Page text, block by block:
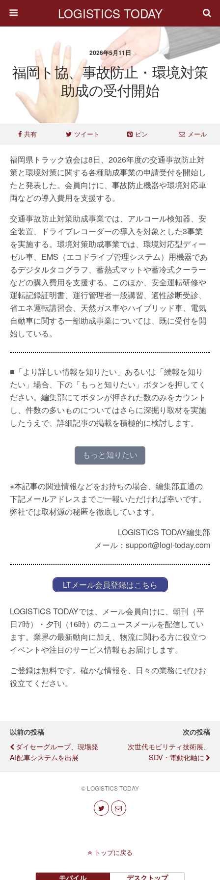
LOGISTICS TODAY
2026年5月11日
福岡ト協、事故防止・環境対策
助成の受付開始
共有 ツイート ピン メール
福岡県トラック協会は8日、2026年度の交通事故防止対
策と環境対策に関する各種助成事業の申請受付を開始し
たと発表した。会員向けに、事故防止機器や環境対応車
両などの導入費用を支援する。
交通事故防止対策助成事業では、アルコール検知器、安
全装置、ドライブレコーダーの導入を対象とした3事業
を実施する。環境対策助成事業では、環境対応型ディー
ゼル車、EMS（エコドライブ管理システム）用機器であ
るデジタルタコグラフ、蓄熱式マットや蓄冷式クーラー
などの購入費用を支援する。このほか、安全運転研修や
運転記録証明書、運行管理者一般講習、適性診断受診、
省エネ運転講習会、天然ガス車やハイブリッド車、電気
自動車に関する一部助成事業については、既に受付を開
始している。
■「より詳しい情報を知りたい」あるいは「続報を知り
たい」場合、下の「もっと知りたい」ボタンを押してく
ださい。編集部にてボタンが押された数のみをカウント
し、件数の多いものについてはさらに深掘り取材を実施
したうえで、詳細記事の掲載を積極的に検討します。
もっと知りたい
※本記事の関連情報などをお持ちの場合、編集部直通の
下記メールアドレスまでご一報いただければ幸いです。
弊社では取材源の秘匿を徹底しています。
LOGISTICS TODAY編集部
メール：support@logi-today.com
LTメール会員登録はこちら
LOGISTICS TODAYでは、メール会員向けに、朝刊（平
日7時）・夕刊（16時）のニュースメールを配信してい
ます。業界の最新動向に加え、物流に関わる方に役立つ
イベントや注目のサービス情報もお届けします。
ご登録は無料です。確かな情報を、日々の業務にぜひお
役立てください。
以前の投稿
ダイセーグループ、現場発
AI配車システムを出展
次の投稿
次世代モビリティ技術展、
SDV・電動化軸に
© LOGISTICS TODAY
トップに戻る
モバイル デスクトップ